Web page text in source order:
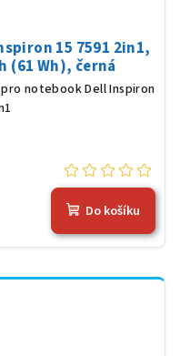
15 7591 2in1,
(61 Wh), černá
notebook Dell Inspiron
Do košíku